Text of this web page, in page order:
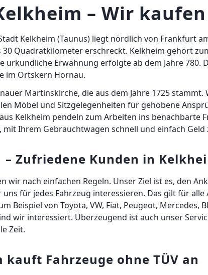
– Wir
Kelkheim (Taunus) liegt nördlich von Frankfurt
30 Quadratkilometer erschreckt. Kelkheim gehört
urkundliche Erwähnung erfolgte ab dem Jahre 780.
im Ortskern Hornau.
Martinskirche, die aus dem Jahre 1725
Möbel und Sitzgelegenheiten für gehobene
Kelkheim pendeln zum Arbeiten ins
Ihrem Gebrauchtwagen schnell und einfach Geld
Zufriedene Kunden in
wir nach einfachen Regeln. Unser Ziel ist es, den
für jedes Fahrzeug interessieren. Das gilt für
Beispiel von Toyota, VW, Fiat, Peugeot, Mercedes,
wir interessiert. Überzeugend ist auch unser
Zeit.
Fahrzeuge ohne TÜV an